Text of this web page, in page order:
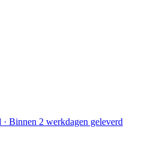
Binnen 2 werkdagen geleverd